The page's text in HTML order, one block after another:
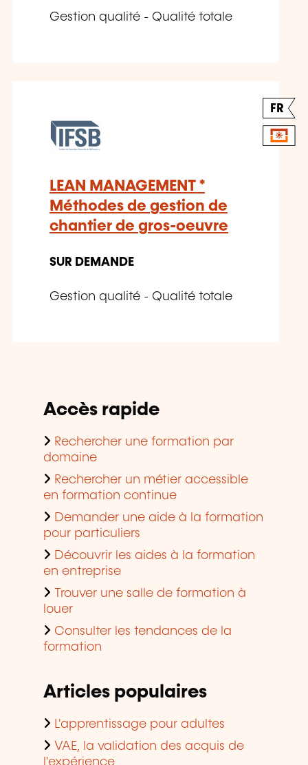
Gestion qualité - Qualité totale
FR
LEAN MANAGEMENT *
Méthodes de gestion de
chantier de gros-oeuvre
SUR DEMANDE
Gestion qualité - Qualité totale
Accès rapide
Rechercher une formation par
domaine
Rechercher un métier accessible
en formation continue
Demander une aide à la formation
pour particuliers
Découvrir les aides à la formation
en entreprise
Trouver une salle de formation à
louer
Consulter les tendances de la
formation
Articles populaires
L'apprentissage pour adultes
VAE, la validation des acquis de
l'expérience